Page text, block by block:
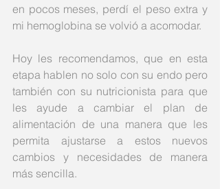
en pocos meses, perdí el peso extra y
mi hemoglobina se volvió a acomodar.
Hoy les recomendamos, que en esta
etapa hablen no solo con su endo pero
también con su nutricionista para que
les ayude a cambiar el plan de
alimentación de una manera que les
permita ajustarse a estos nuevos
cambios y necesidades de manera
más sencilla.